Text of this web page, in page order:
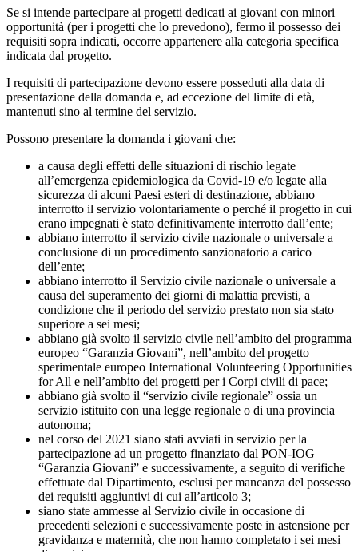
Se si intende partecipare ai progetti dedicati ai giovani con minori
opportunità (per i progetti che lo prevedono), fermo il possesso dei
requisiti sopra indicati, occorre appartenere alla categoria specifica
indicata dal progetto.
I requisiti di partecipazione devono essere posseduti alla data di
presentazione della domanda e, ad eccezione del limite di età,
mantenuti sino al termine del servizio.
Possono presentare la domanda i giovani che:
a causa degli effetti delle situazioni di rischio legate
all’emergenza epidemiologica da Covid-19 e/o legate alla
sicurezza di alcuni Paesi esteri di destinazione, abbiano
interrotto il servizio volontariamente o perché il progetto in cui
erano impegnati è stato definitivamente interrotto dall’ente;
abbiano interrotto il servizio civile nazionale o universale a
conclusione di un procedimento sanzionatorio a carico
dell’ente;
abbiano interrotto il Servizio civile nazionale o universale a
causa del superamento dei giorni di malattia previsti, a
condizione che il periodo del servizio prestato non sia stato
superiore a sei mesi;
abbiano già svolto il servizio civile nell’ambito del programma
europeo “Garanzia Giovani”, nell’ambito del progetto
sperimentale europeo International Volunteering Opportunities
for All e nell’ambito dei progetti per i Corpi civili di pace;
abbiano già svolto il “servizio civile regionale” ossia un
servizio istituito con una legge regionale o di una provincia
autonoma;
nel corso del 2021 siano stati avviati in servizio per la
partecipazione ad un progetto finanziato dal PON-IOG
“Garanzia Giovani” e successivamente, a seguito di verifiche
effettuate dal Dipartimento, esclusi per mancanza del possesso
dei requisiti aggiuntivi di cui all’articolo 3;
siano state ammesse al Servizio civile in occasione di
precedenti selezioni e successivamente poste in astensione per
gravidanza e maternità, che non hanno completato i sei mesi